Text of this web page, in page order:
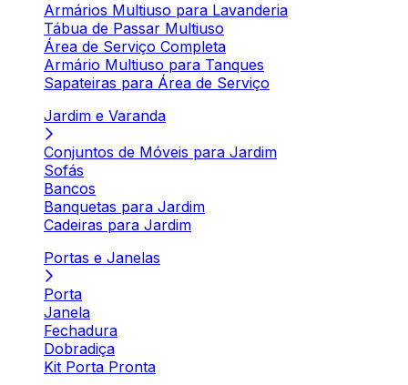
Armários Multiuso para Lavanderia
Tábua de Passar Multiuso
Área de Serviço Completa
Armário Multiuso para Tanques
Sapateiras para Área de Serviço
Jardim e Varanda
Conjuntos de Móveis para Jardim
Sofás
Bancos
Banquetas para Jardim
Cadeiras para Jardim
Portas e Janelas
Porta
Janela
Fechadura
Dobradiça
Kit Porta Pronta